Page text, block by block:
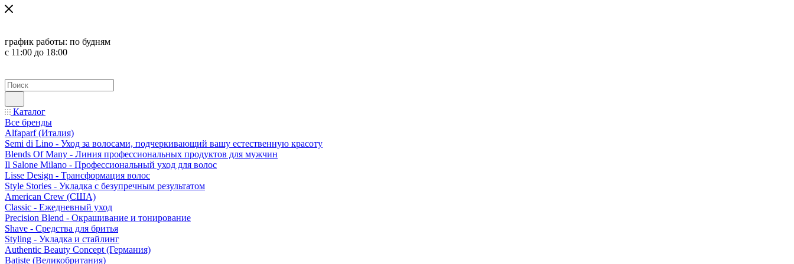
график работы: по будням
с 11:00 до 18:00
Каталог
Все бренды
Alfaparf (Италия)
Semi di Lino - Уход за волосами, подчеркивающий вашу естественную красоту
Blends Of Many - Линия профессиональных продуктов для мужчин
Il Salone Milano - Профессиональный уход для волос
Lisse Design - Трансформация волос
Style Stories - Укладка с безупречным результатом
American Crew (США)
Classic - Ежедневный уход
Precision Blend - Окрашивание и тонирование
Shave - Средства для бритья
Styling - Укладка и стайлинг
Authentic Beauty Concept (Германия)
Batiste (Великобритания)